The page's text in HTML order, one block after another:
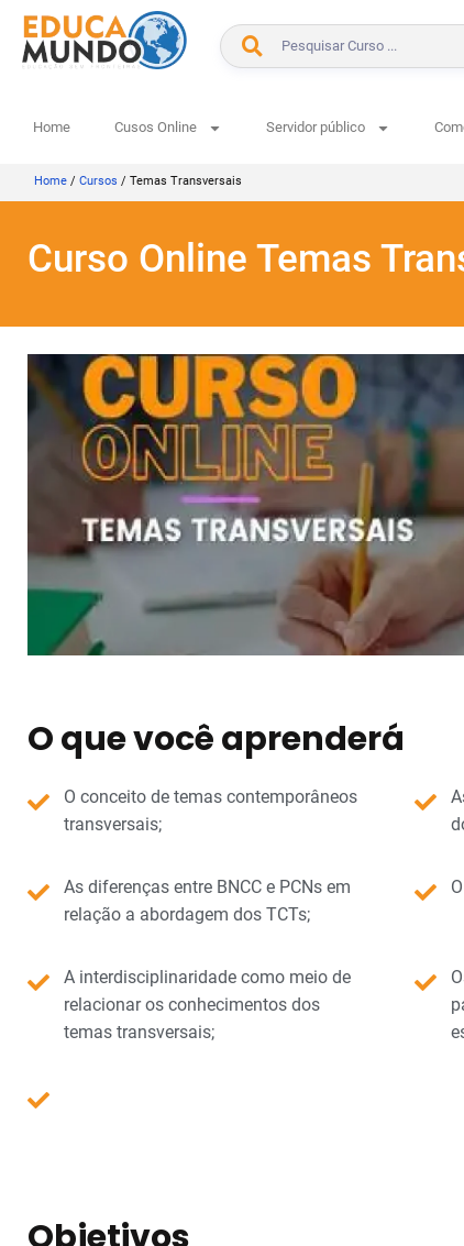
Home Cusos Online Servidor público
Home / Cursos / Temas Transversais
Curso Online Temas
O que você aprenderá
O conceito de temas contemporâneos
transversais;
As diferenças entre BNCC e PCNs em
relação a abordagem dos TCTs;
A interdisciplinaridade como meio de
relacionar os conhecimentos dos
temas transversais;